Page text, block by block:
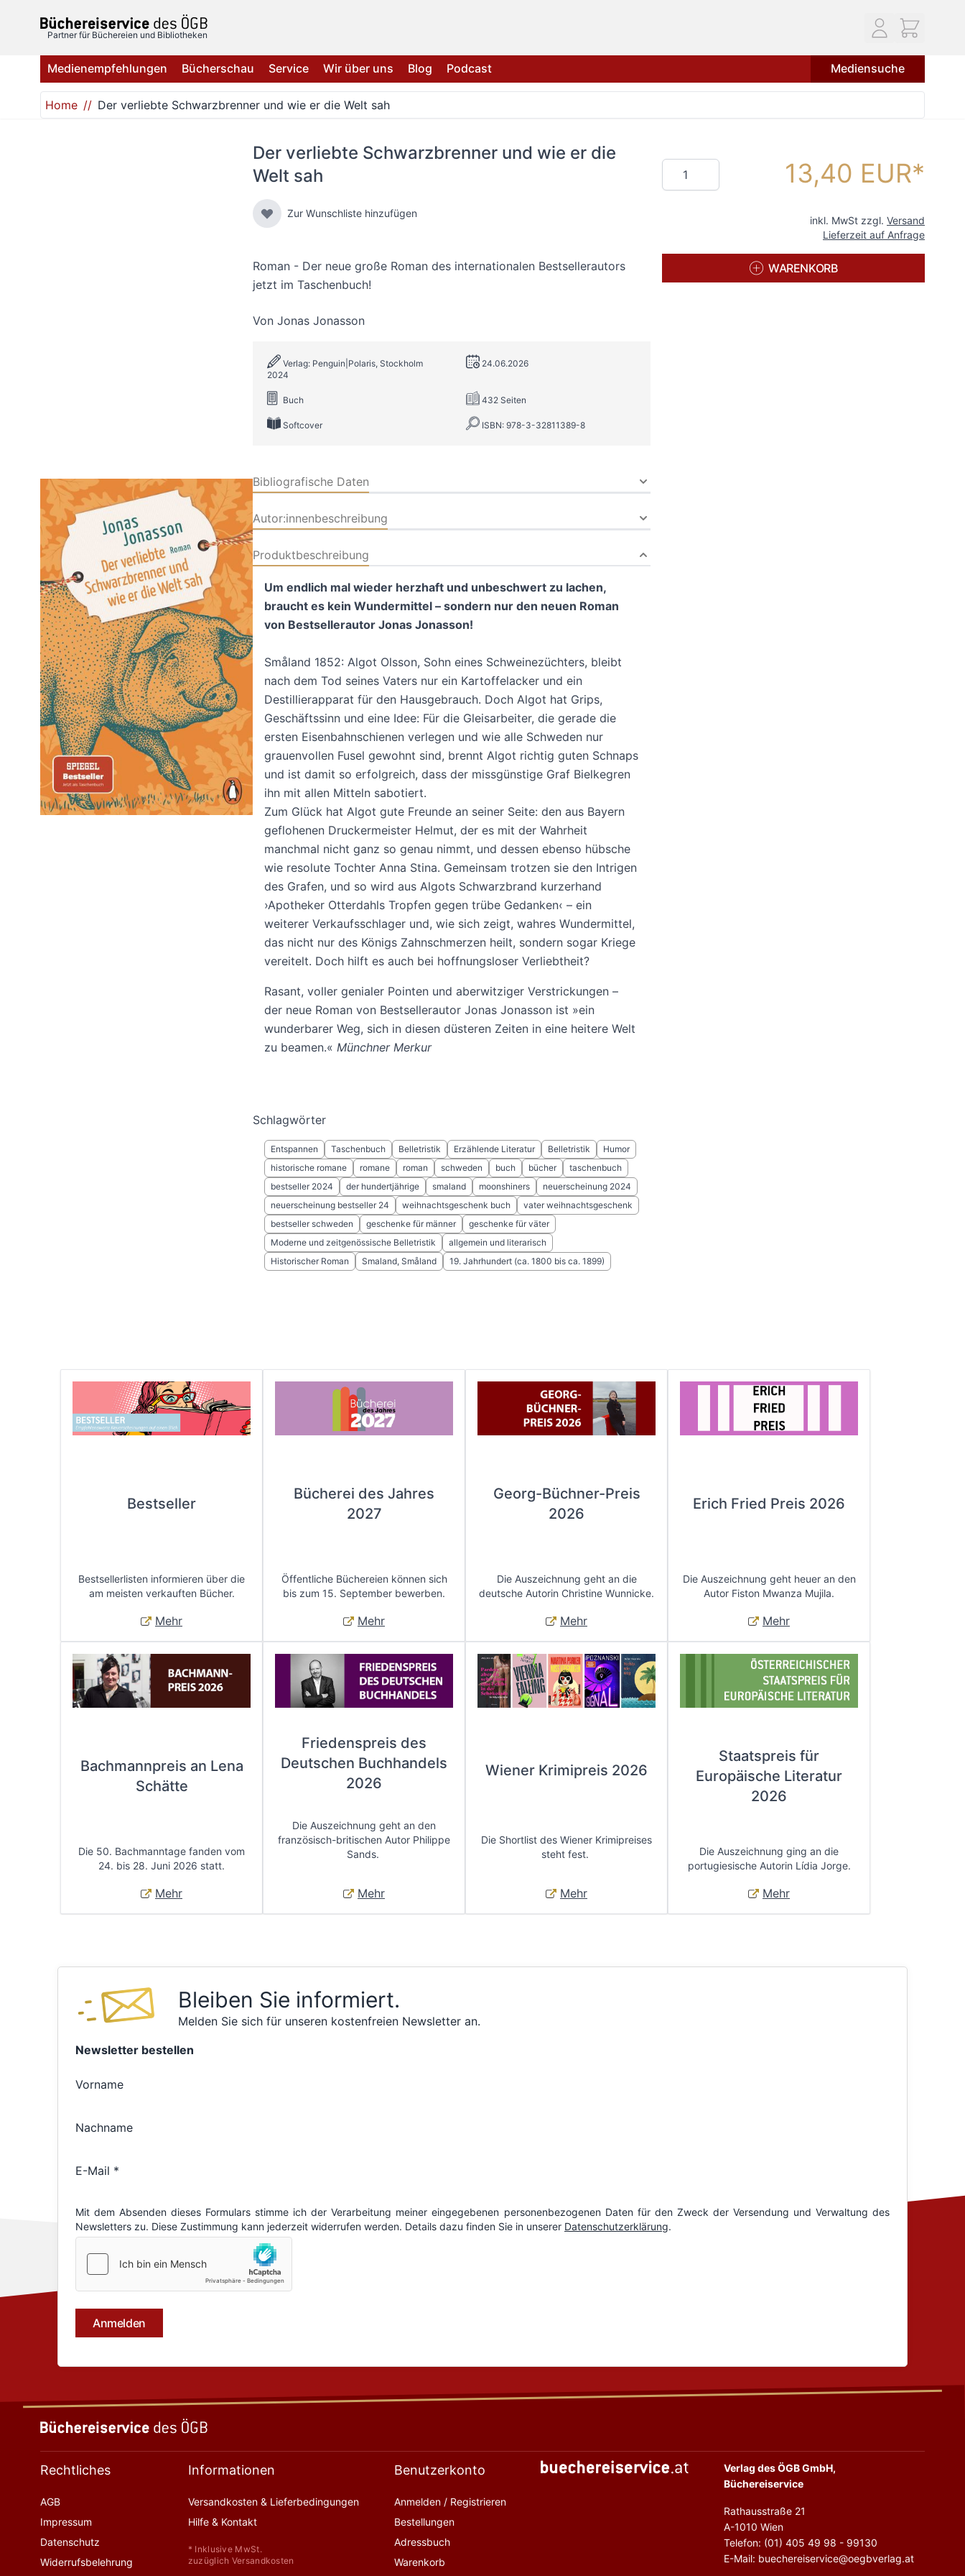
Partner für Büchereien und Bibliotheken
Medienempfehlungen Bücherschau Service Wir über uns Blog Podcast Mediensuche
Home Der verliebte Schwarzbrenner und wie er die Welt sah
Der verliebte Schwarzbrenner und wie er die
Welt sah
Zur Wunschliste hinzufügen
Roman - Der neue große Roman des internationalen Bestsellerautors
jetzt im Taschenbuch!
Von Jonas Jonasson
Verlag: Penguin|Polaris, Stockholm
2024
24.06.2026
Buch 432 Seiten
Softcover ISBN: 978-3-32811389-8
Bibliografische Daten
Autor:innenbeschreibung
Produktbeschreibung
Um endlich mal wieder herzhaft und unbeschwert zu lachen,
braucht es kein Wundermittel – sondern nur den neuen Roman
von Bestsellerautor Jonas Jonasson!
Småland 1852: Algot Olsson, Sohn eines Schweinezüchters, bleibt
nach dem Tod seines Vaters nur ein Kartoffelacker und ein
Destillierapparat für den Hausgebrauch. Doch Algot hat Grips,
Geschäftssinn und eine Idee: Für die Gleisarbeiter, die gerade die
ersten Eisenbahnschienen verlegen und wie alle Schweden nur
grauenvollen Fusel gewohnt sind, brennt Algot richtig guten Schnaps
und ist damit so erfolgreich, dass der missgünstige Graf Bielkegren
ihn mit allen Mitteln sabotiert.
Zum Glück hat Algot gute Freunde an seiner Seite: den aus Bayern
geflohenen Druckermeister Helmut, der es mit der Wahrheit
manchmal nicht ganz so genau nimmt, und dessen ebenso hübsche
wie resolute Tochter Anna Stina. Gemeinsam trotzen sie den Intrigen
des Grafen, und so wird aus Algots Schwarzbrand kurzerhand
›Apotheker Otterdahls Tropfen gegen trübe Gedanken‹ – ein
weiterer Verkaufsschlager und, wie sich zeigt, wahres Wundermittel,
das nicht nur des Königs Zahnschmerzen heilt, sondern sogar Kriege
vereitelt. Doch hilft es auch bei hoffnungsloser Verliebtheit?
Rasant, voller genialer Pointen und aberwitziger Verstrickungen –
der neue Roman von Bestsellerautor Jonas Jonasson ist »ein
wunderbarer Weg, sich in diesen düsteren Zeiten in eine heitere Welt
zu beamen.« Münchner Merkur
Schlagwörter
Entspannen Taschenbuch Belletristik Erzählende Literatur Belletristik
Humor
historische romane
romane roman schweden buch bücher
taschenbuch
bestseller 2024
der hundertjährige smaland moonshiners
neuerscheinung 2024
neuerscheinung bestseller 24
weihnachtsgeschenk buch
vater weihnachtsgeschenk
bestseller schweden
geschenke für männer
geschenke für väter
Moderne und zeitgenössische Belletristik
allgemein und literarisch
Historischer Roman
Smaland, Småland 19. Jahrhundert (ca. 1800 bis ca. 1899)
Menge 13,40 EUR
inkl. MwSt zzgl. Versand
Lieferzeit auf Anfrage
WARENKORB
Bestseller
Bestsellerlisten informieren über die
am meisten verkauften Bücher.
Mehr
Bücherei des Jahres
2027
Öffentliche Büchereien können sich
bis zum 15. September bewerben.
Mehr
Georg-Büchner-Preis
2026
Die Auszeichnung geht an die
deutsche Autorin Christine Wunnicke.
Mehr
Erich Fried Preis 2026
Die Auszeichnung geht heuer an den
Autor Fiston Mwanza Mujila.
Mehr
Bachmannpreis an Lena
Schätte
Die 50. Bachmanntage fanden vom
24. bis 28. Juni 2026 statt.
Mehr
Friedenspreis des
Deutschen Buchhandels
2026
Die Auszeichnung geht an den
französisch-britischen Autor Philippe
Sands.
Mehr
Wiener Krimipreis 2026
Die Shortlist des Wiener Krimipreises
steht fest.
Mehr
Staatspreis für
Europäische Literatur
2026
Die Auszeichnung ging an die
portugiesische Autorin Lídia Jorge.
Mehr
Bleiben Sie informiert.
Melden Sie sich für unseren kostenfreien Newsletter an.
Rechtliches
AGB
Impressum
Datenschutz
Widerrufsbelehrung
Informationen
Versandkosten & Lieferbedingungen
Hilfe & Kontakt
* Inklusive MwSt.
zuzüglich Versandkosten
Benutzerkonto
Anmelden / Registrieren
Bestellungen
Adressbuch
Warenkorb
Verlag des ÖGB GmbH,
Büchereiservice
Rathausstraße 21
A-1010 Wien
Telefon: (01) 405 49 98 - 99130
E-Mail: buechereiservice@oegbverlag.at